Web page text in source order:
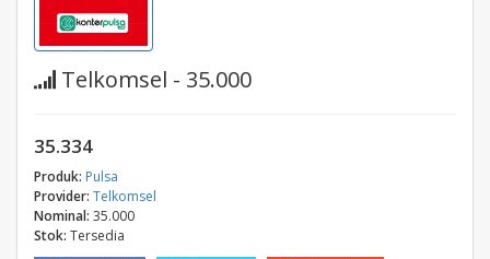
Telkomsel - 35.000
35.334
Produk: Pulsa
Provider: Telkomsel
Nominal: 35.000
Stok: Tersedia